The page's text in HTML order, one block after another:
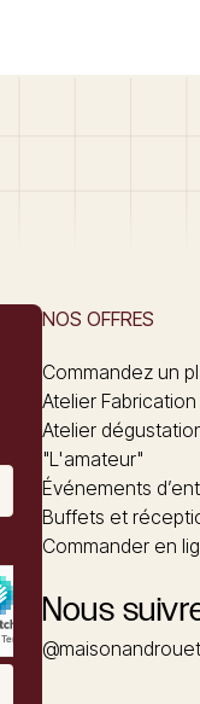
NOS OFFRES
Commandez un
Atelier Fabrication
Atelier
"L'amateur"
Événements
Buffets et
Commander en
Nous
@maisonandrouet